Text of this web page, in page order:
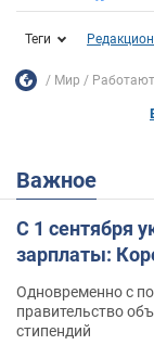
Теги
Мир
Важное
С 1 сентября
зарплаты:
Одновременно с
правительство
стипендий